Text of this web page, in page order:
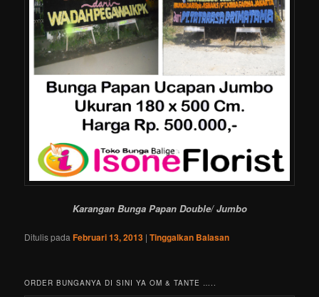
Karangan Bunga Papan Double/ Jumbo
Ditulis padaFebruari 13, 2013 |Tinggalkan Balasan
ORDER BUNGANYA DI SINI YA OM & TANTE …..